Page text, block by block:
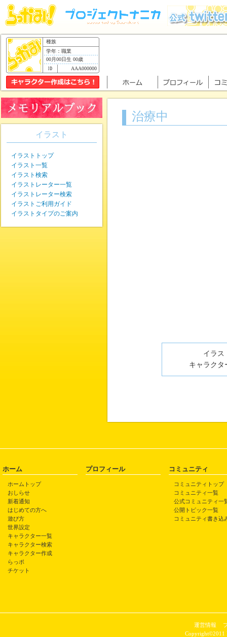
種族
学年：職業
00月00日生 00歳
AAA000000
治療中
イラス
キャラクタ
イラスト
イラストトップ
イラスト一覧
イラスト検索
イラストレーター一覧
イラストレーター検索
イラストご利用ガイド
イラストタイプのご案内
ホーム
ホームトップ
おしらせ
新着通知
はじめての方へ
遊び方
世界設定
キャラクター一覧
キャラクター検索
キャラクター作成
らっポ
チケット
プロフィール コミュニティ
コミュニティトップ
コミュニティ一覧
公式コミュニティ一
公開トピック一覧
コミュニティ書き込
運営情報
Copyright©2011